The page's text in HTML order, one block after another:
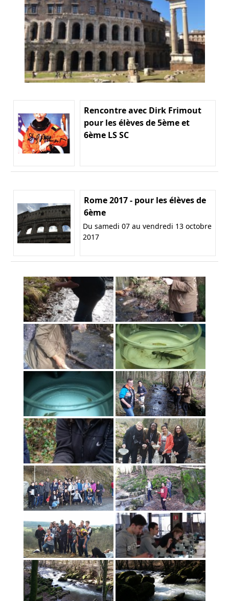
Rencontre avec Dirk Frimout
pour les élèves de 5ème et
6ème LS SC
Rome 2017 - pour les élèves de
6ème
Du samedi 07 au vendredi 13 octobre
2017